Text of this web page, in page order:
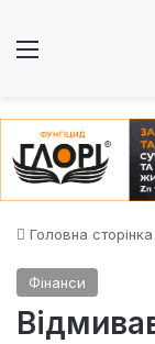
Головна сторінка
Фінанси